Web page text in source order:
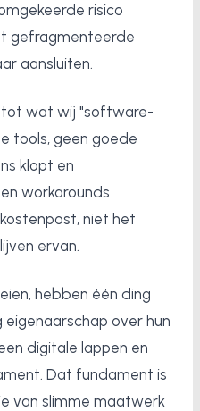
risico
gefragmenteerde
aansluiten.
wat wij "software-
tools, geen goede
klopt en
workarounds
niet het
ervan.
hebben één ding
over hun
digitale lappen en
Dat fundament is
van slimme maatwerk